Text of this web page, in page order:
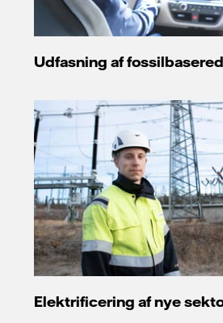
Udfasning af
Elektrificering af nye